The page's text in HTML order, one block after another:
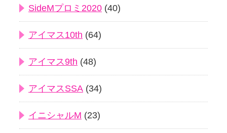
SideMプロミ2020 (40)
アイマス10th (64)
アイマス9th (48)
アイマスSSA (34)
イニシャルM (23)